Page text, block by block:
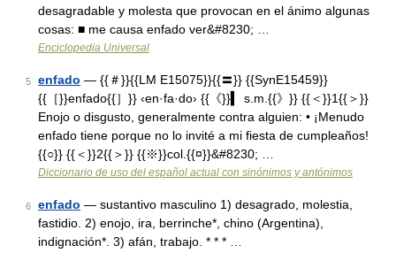
desagradable y molesta que provocan en el ánimo algunas
cosas: ■ me causa enfado ver&#8230; …
Enciclopedia Universal
5 enfado — {{＃}}{{LM E15075}}{{〓}} {{SynE15459}}
{{［}}enfado{{］}} ‹en·fa·do› {{《}}▍ s.m.{{》}} {{＜}}1{{＞}}
Enojo o disgusto, generalmente contra alguien: • ¡Menudo
enfado tiene porque no lo invité a mi fiesta de cumpleaños!
{{○}} {{＜}}2{{＞}} {{※}}col.{{¤}}&#8230; …
Diccionario de uso del español actual con sinónimos y antónimos
6 enfado — sustantivo masculino 1) desagrado, molestia,
fastidio. 2) enojo, ira, berrinche*, chino (Argentina),
indignación*. 3) afán, trabajo. * * * …